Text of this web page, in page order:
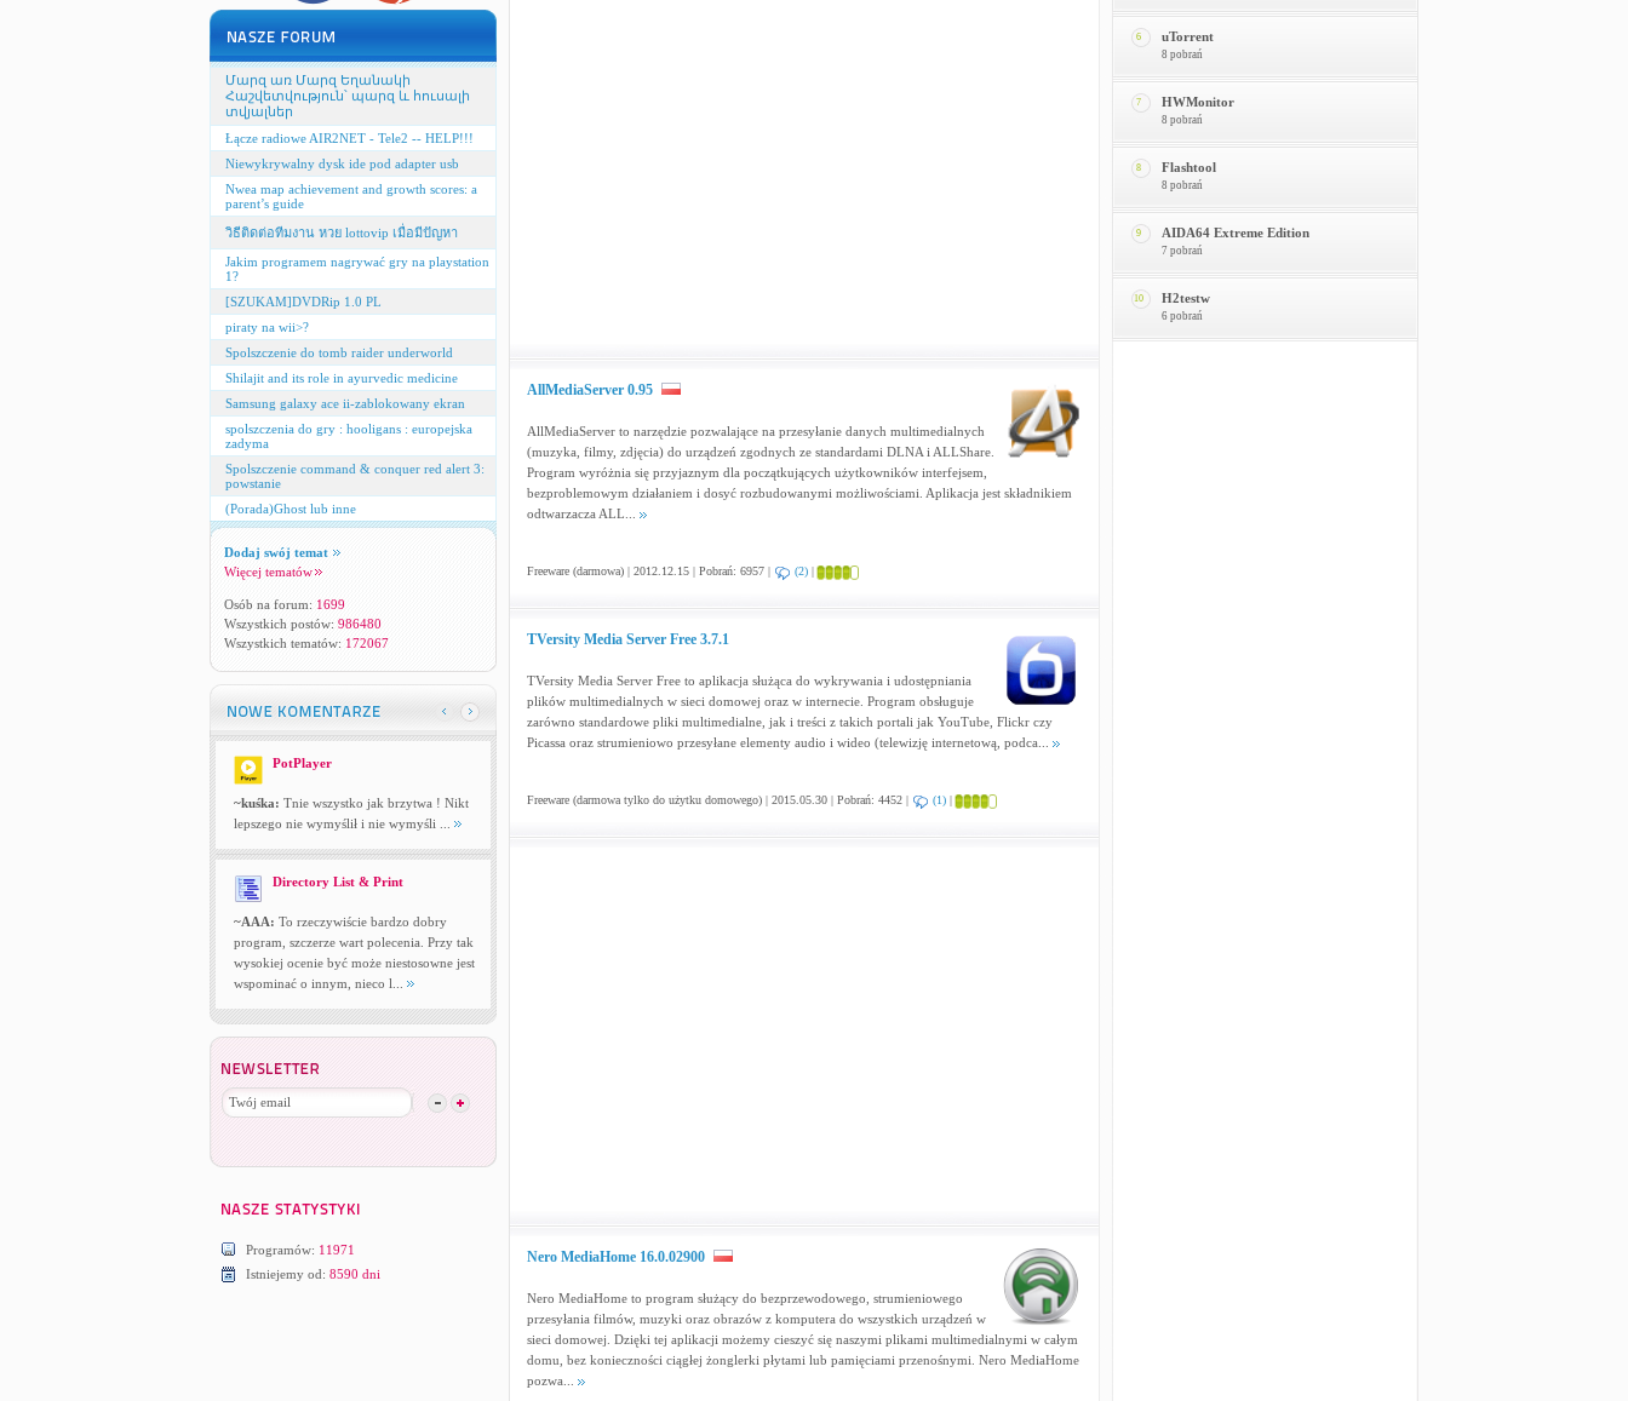
Մարզ առ Մարզ Եղանակի
Հաշվետվություն՝ պարզ և հուսալի
տվյալներ
Łącze radiowe AIR2NET - Tele2 -- HELP!!!
Niewykrywalny dysk ide pod adapter usb
Nwea map achievement and growth scores: a
parent’s guide
วิธีติดต่อทีมงาน หวย lottovip เมื่อมีปัญหา
Jakim programem nagrywać gry na playstation
1?
[SZUKAM]DVDRip 1.0 PL
piraty na wii>?
Spolszczenie do tomb raider underworld
Shilajit and its role in ayurvedic medicine
Samsung galaxy ace ii-zablokowany ekran
spolszczenia do gry : hooligans : europejska
zadyma
Spolszczenie command & conquer red alert 3:
powstanie
(Porada)Ghost lub inne
Dodaj swój temat
Więcej tematów
Osób na forum: 1699
Wszystkich postów: 986480
Wszystkich tematów: 172067
PotPlayer
~kuśka: Tnie wszystko jak brzytwa ! Nikt
lepszego nie wymyślił i nie wymyśli ...
Directory List & Print
~AAA: To rzeczywiście bardzo dobry
program, szczerze wart polecenia. Przy tak
wysokiej ocenie być może niestosowne jest
wspominać o innym, nieco l...
Programów: 11971
Istniejemy od: 8590 dni
AllMediaServer 0.95
AllMediaServer to narzędzie pozwalające na przesyłanie danych multimedialnych
(muzyka, filmy, zdjęcia) do urządzeń zgodnych ze standardami DLNA i ALLShare.
Program wyróżnia się przyjaznym dla początkujących użytkowników interfejsem,
bezproblemowym działaniem i dosyć rozbudowanymi możliwościami. Aplikacja jest składnikiem
odtwarzacza ALL...
Freeware (darmowa) | 2012.12.15 | Pobrań: 6957 | (2)|
TVersity Media Server Free 3.7.1
TVersity Media Server Free to aplikacja służąca do wykrywania i udostępniania
plików multimedialnych w sieci domowej oraz w internecie. Program obsługuje
zarówno standardowe pliki multimedialne, jak i treści z takich portali jak YouTube, Flickr czy
Picassa oraz strumieniowo przesyłane elementy audio i wideo (telewizję internetową, podca...
Freeware (darmowa tylko do użytku domowego) | 2015.05.30 | Pobrań: 4452 | (1)|
Nero MediaHome 16.0.02900
Nero MediaHome to program służący do bezprzewodowego, strumieniowego
przesyłania filmów, muzyki oraz obrazów z komputera do wszystkich urządzeń w
sieci domowej. Dzięki tej aplikacji możemy cieszyć się naszymi plikami multimedialnymi w całym
domu, bez konieczności ciągłej żonglerki płytami lub pamięciami przenośnymi. Nero MediaHome
pozwa...
6 uTorrent
8 pobrań
7 HWMonitor
8 pobrań
8 Flashtool
8 pobrań
9 AIDA64 Extreme Edition
7 pobrań
10 H2testw
6 pobrań